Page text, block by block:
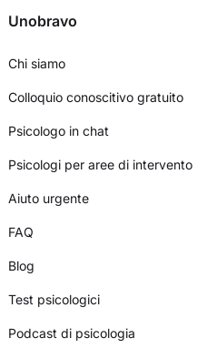
Unobravo
Chi siamo
Colloquio conoscitivo gratuito
Psicologo in chat
Psicologi per aree di intervento
Aiuto urgente
FAQ
Blog
Test psicologici
Podcast di psicologia